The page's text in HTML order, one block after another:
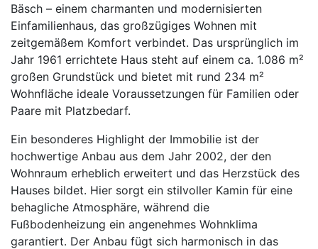
Bäsch – einem charmanten und modernisierten
Einfamilienhaus, das großzügiges Wohnen mit
zeitgemäßem Komfort verbindet. Das ursprünglich im
Jahr 1961 errichtete Haus steht auf einem ca. 1.086 m²
großen Grundstück und bietet mit rund 234 m²
Wohnfläche ideale Voraussetzungen für Familien oder
Paare mit Platzbedarf.
Ein besonderes Highlight der Immobilie ist der
hochwertige Anbau aus dem Jahr 2002, der den
Wohnraum erheblich erweitert und das Herzstück des
Hauses bildet. Hier sorgt ein stilvoller Kamin für eine
behagliche Atmosphäre, während die
Fußbodenheizung ein angenehmes Wohnklima
garantiert. Der Anbau fügt sich harmonisch in das